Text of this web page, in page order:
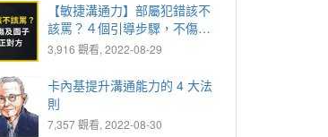
【敏捷溝通力】部屬犯錯該不
該罵？４個引導步驟，不傷及
部屬面子也能糾正對方
3,916 觀看, 2022-08-29
卡內基提升溝通能力的 4 大法
則
7,357 觀看, 2022-08-30